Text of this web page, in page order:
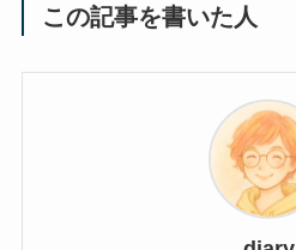
この記事を書いた人